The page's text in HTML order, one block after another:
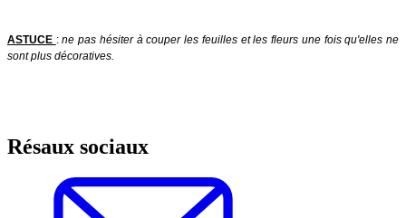
ASTUCE :ne pas hésiter à couper les feuilles et les fleurs une fois qu'elles ne
sont plus décoratives.
Résaux sociaux